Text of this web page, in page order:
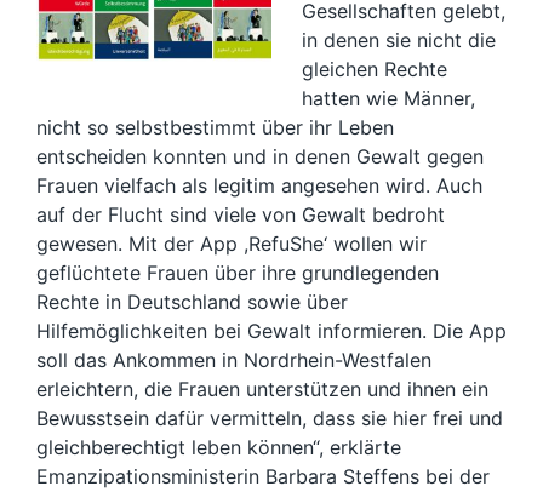
Gesellschaften gelebt,
in denen sie nicht die
gleichen Rechte
hatten wie Männer,
nicht so selbstbestimmt über ihr Leben
entscheiden konnten und in denen Gewalt gegen
Frauen vielfach als legitim angesehen wird. Auch
auf der Flucht sind viele von Gewalt bedroht
gewesen. Mit der App ,RefuShe‘ wollen wir
geflüchtete Frauen über ihre grundlegenden
Rechte in Deutschland sowie über
Hilfemöglichkeiten bei Gewalt informieren. Die App
soll das Ankommen in Nordrhein-Westfalen
erleichtern, die Frauen unterstützen und ihnen ein
Bewusstsein dafür vermitteln, dass sie hier frei und
gleichberechtigt leben können“, erklärte
Emanzipationsministerin Barbara Steffens bei der